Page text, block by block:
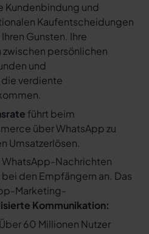
Kundenbindung und
Kaufentscheidungen
Gunsten. Ihre
persönlichen
und
verdiente
führt beim
über WhatsApp zu
Umsatzerlösen.
WhatsApp-Nachrichten
den Empfängern an. Das
Marketing-
Kommunikation:
Über 60 Millionen Nutzer